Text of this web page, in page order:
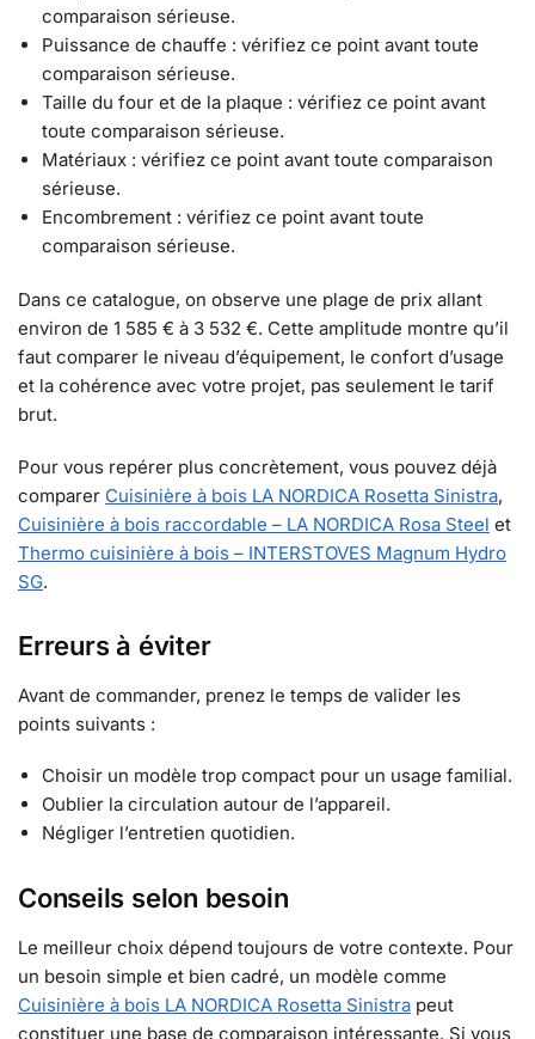
comparaison sérieuse.
Puissance de chauffe : vérifiez ce point avant toute
comparaison sérieuse.
Taille du four et de la plaque : vérifiez ce point avant
toute comparaison sérieuse.
Matériaux : vérifiez ce point avant toute comparaison
sérieuse.
Encombrement : vérifiez ce point avant toute
comparaison sérieuse.
Dans ce catalogue, on observe une plage de prix allant
environ de 1 585 € à 3 532 €. Cette amplitude montre qu’il
faut comparer le niveau d’équipement, le confort d’usage
et la cohérence avec votre projet, pas seulement le tarif
brut.
Pour vous repérer plus concrètement, vous pouvez déjà
comparer Cuisinière à bois LA NORDICA Rosetta Sinistra,
Cuisinière à bois raccordable – LA NORDICA Rosa Steel et
Thermo cuisinière à bois – INTERSTOVES Magnum Hydro
SG.
Erreurs à éviter
Avant de commander, prenez le temps de valider les
points suivants :
Choisir un modèle trop compact pour un usage familial.
Oublier la circulation autour de l’appareil.
Négliger l’entretien quotidien.
Conseils selon besoin
Le meilleur choix dépend toujours de votre contexte. Pour
un besoin simple et bien cadré, un modèle comme
Cuisinière à bois LA NORDICA Rosetta Sinistra peut
constituer une base de comparaison intéressante. Si vous